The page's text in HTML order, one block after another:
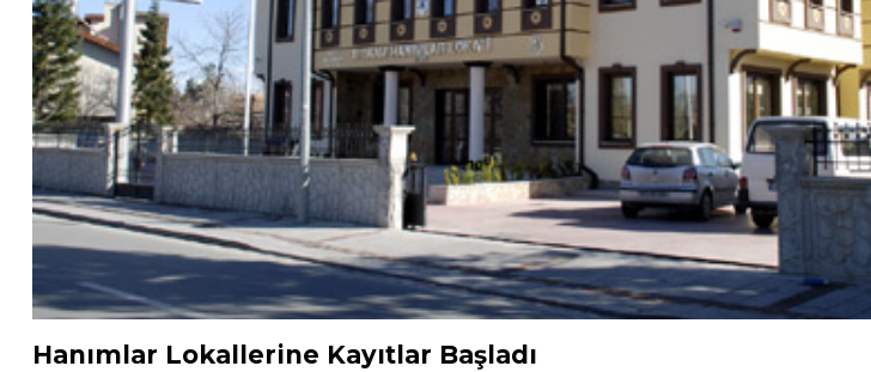
Hanımlar Lokallerine Kayıtlar Başladı